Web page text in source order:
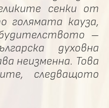
сенки от
голямата кауза,
–
духовна
неизменна. Това
следващото